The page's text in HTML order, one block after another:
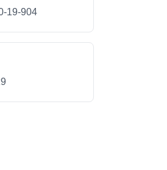
19-904